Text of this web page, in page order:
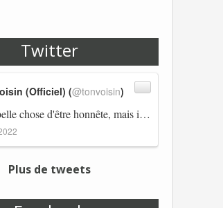
Twitter
“C'est une belle chose d'être honnête, mais il est également important d'avoir raison.” Winston Churchill Réplico…
(Officiel) (@tonvoisin)
Plus de tweets